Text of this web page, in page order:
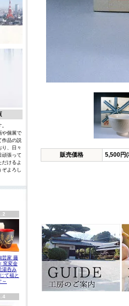
や個展で
作品の説
り、日々
頑張って
だけるよ
ぞよろし
芸家 藤
窯変金
湯呑み
て福と
～
販売価格 5,500円